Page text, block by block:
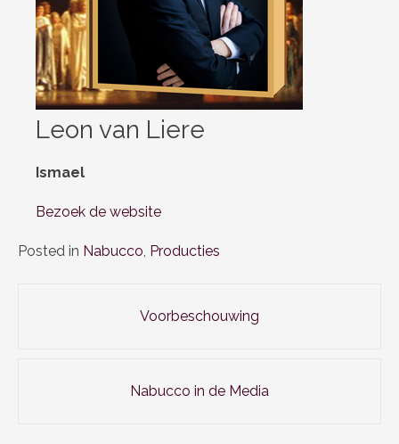
Leon van Liere
Ismael
Bezoek de website
Posted in Nabucco, Producties
navigationVoorbeschouwing
Nabucco in de Media